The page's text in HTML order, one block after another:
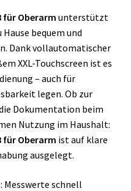
für Oberarm unterstützt
bequem und
Dank vollautomatischer
XXL-Touchscreen ist es
– auch für
legen. Ob zur
Dokumentation beim
Nutzung im Haushalt:
für Oberarm ist auf klare
ausgelegt.
schnell